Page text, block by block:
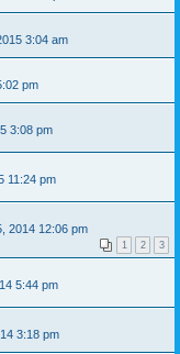
3:04 am
pm
3:08 pm
11:24 pm
2014 12:06 pm
1 2 3
5:44 pm
3:18 pm